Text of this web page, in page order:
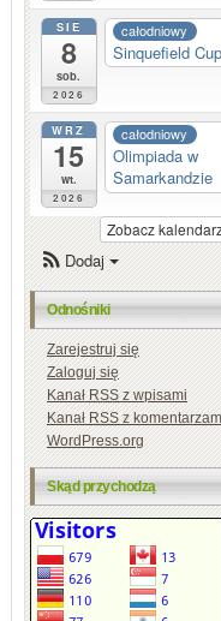
SIE
8
sob.
2026
całodniowy
Sinquefield Cup
WRZ
15
wt.
2026
całodniowy
Olimpiada w
Samarkandzie
Zobacz
Dodaj
Odnośniki
Zarejestruj się
Zaloguj się
KanałRSSz wpisami
KanałRSSz
WordPress.org
Skąd przychodzą